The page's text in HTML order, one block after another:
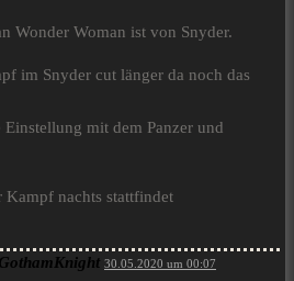
Wonder Woman ist von Snyder.
im Snyder cut länger da noch das
mit dem Panzer und
Kampf nachts stattfindet
GothamKnight 30.05.2020 um 00:07